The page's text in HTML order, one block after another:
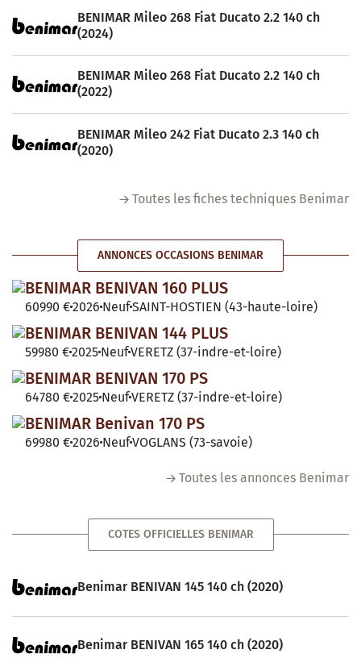
BENIMAR Mileo 268 Fiat Ducato 2.2 140 ch
(2024)
BENIMAR Mileo 268 Fiat Ducato 2.2 140 ch
(2022)
BENIMAR Mileo 242 Fiat Ducato 2.3 140 ch
(2020)
Toutes les fiches techniques Benimar
ANNONCES OCCASIONS BENIMAR
BENIMAR BENIVAN 160 PLUS
60990 €2026 NeufSAINT-HOSTIEN (43-haute-loire)
BENIMAR BENIVAN 144 PLUS
59980 €2025 NeufVERETZ (37-indre-et-loire)
BENIMAR BENIVAN 170 PS
64780 €2025 NeufVERETZ (37-indre-et-loire)
BENIMAR Benivan 170 PS
69980 €2026 NeufVOGLANS (73-savoie)
Toutes les annonces Benimar
COTES OFFICIELLES BENIMAR
Benimar BENIVAN 145 140 ch (2020)
Benimar BENIVAN 165 140 ch (2020)